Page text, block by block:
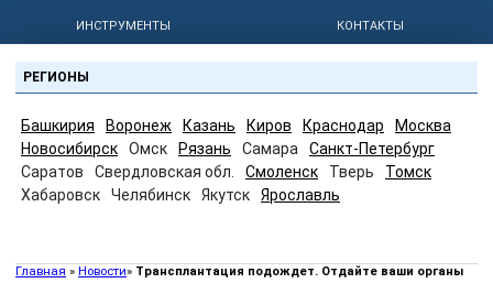
ИНСТРУМЕНТЫ КОНТАКТЫ
РЕГИОНЫ
Башкирия Воронеж Казань Киров Краснодар
Москва
Новосибирск
Омск Рязань Самара
Санкт-Петербург
Саратов
Свердловская обл. Смоленск Тверь
Томск
Хабаровск
Челябинск Якутск Ярославль
Главная » Новости» Трансплантация подождет. Отдайте ваши органы